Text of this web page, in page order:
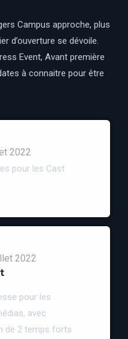
Campus approche, plus
d’ouverture se dévoile.
Event, Avant première
à connaitre pour être
2022
pour les Cast
2022
pour les
avec
de 2 temps forts